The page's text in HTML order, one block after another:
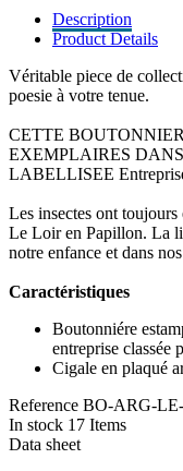
Description
Product Details
Véritable piece de
poesie à votre tenue.
CETTE
EXEMPLAIRES
LABELLISEE
Les insectes ont
Le Loir en Papillon. La
notre enfance et dans
Caractéristiques
Boutonniére
entreprise classée
Cigale en plaqué
Reference BO-ARG-
In stock 17 Items
Data sheet